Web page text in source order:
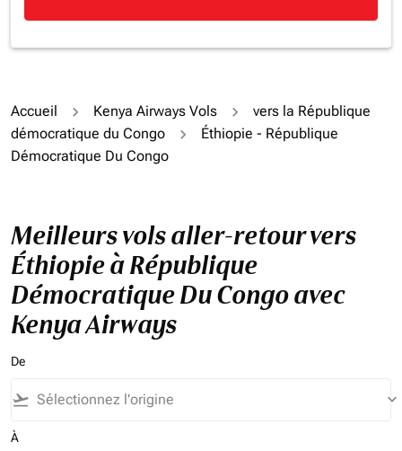
Accueil Kenya Airways Vols
vers la République
démocratique du Congo
Éthiopie - République
Démocratique Du Congo
Meilleurs vols aller-retour vers
Éthiopie à République
Démocratique Du Congo avec
Kenya Airways
De
flight_takeoff keyboard_arrow_down
À